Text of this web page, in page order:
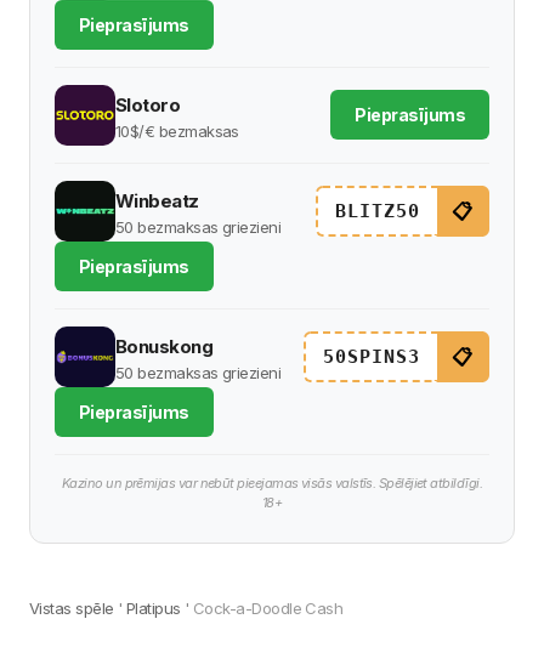
Pieprasījums
Slotoro
10$/€ bezmaksas
Pieprasījums
Winbeatz
50 bezmaksas griezieni
BLITZ50 📋
Pieprasījums
Bonuskong
50 bezmaksas griezieni
50SPINS3 📋
Pieprasījums
Kazino un prēmijas var nebūt pieejamas visās valstīs. Spēlējiet atbildīgi.
18+
Vistas spēle ' Platipus ' Cock-a-Doodle Cash